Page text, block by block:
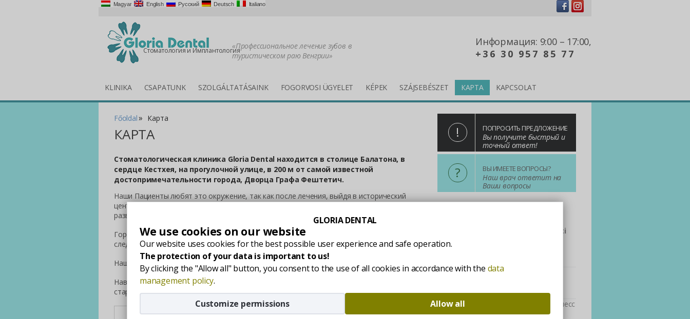
GLORIA DENTAL
We use cookies on our website
Our website uses cookies for the best possible user experience and safe operation.
The protection of your data is important to us!
By clicking the "Allow all" button, you consent to the use of all cookies in accordance with the data
management policy.
Allow all
Customize permissions
Magyar English Русский Deutsch Italiano
«Профессиональное лечение зубов в
туристическом раю Венгрии»
Информация: 9:00 – 17:00,
+36 30 957 85 77
Стоматология и Имплантология
KLINIKA CSAPATUNK SZOLGÁLTATÁSAINK FOGORVOSI ÜGYELET KÉPEK SZÁJSEBÉSZET КАРТА KAPCSOLAT
Főoldal» Карта
КАРТА ! ПОПРОСИТЬ ПРЕДЛОЖЕНИЕ
Вы получите быстрый и
точный ответ!
Стоматологическая клиника Gloria Dental находится в столице Балатона, в
сердце Кестхея, на прогулочной улице, в 200 м от самой известной
достопримечательности города, Дворца Графа Фештетич.
Наши Пациенты любят это окружение, так как после лечения, выйдя в исторический
центр, Пациенты становятся Гостями города, который предлагает множество
развлечений.
Город Кестхей доступен с автобана М7, или нашим трансфером от аэропортов
следующих городов: Заграб, Вена, Грац и Будапешт.
Наш адрес: Венгрия, 8360 Кестхей, ул. Л. Кошут 7-9.
Навигационный план: на нижней карте сделайте клик, и там в ссылке укажите
стартовый адрес, потом сделайте еще один клик, где запишите цель
? ВЫ ИМЕЕТЕ ВОПРОСЫ?
Наш врач ответит на
Ваши вопросы
Nyaralással egybekötött fogászati
kezelések a Balaton fővárosában:
Отдых и стоматологическое
Бесплатное транспортное
Кестхея
Поселение в 4-5 звёздочном велнесс
отеле или апартаментах